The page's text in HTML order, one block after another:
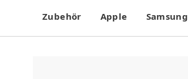
Zubehör Apple Samsung